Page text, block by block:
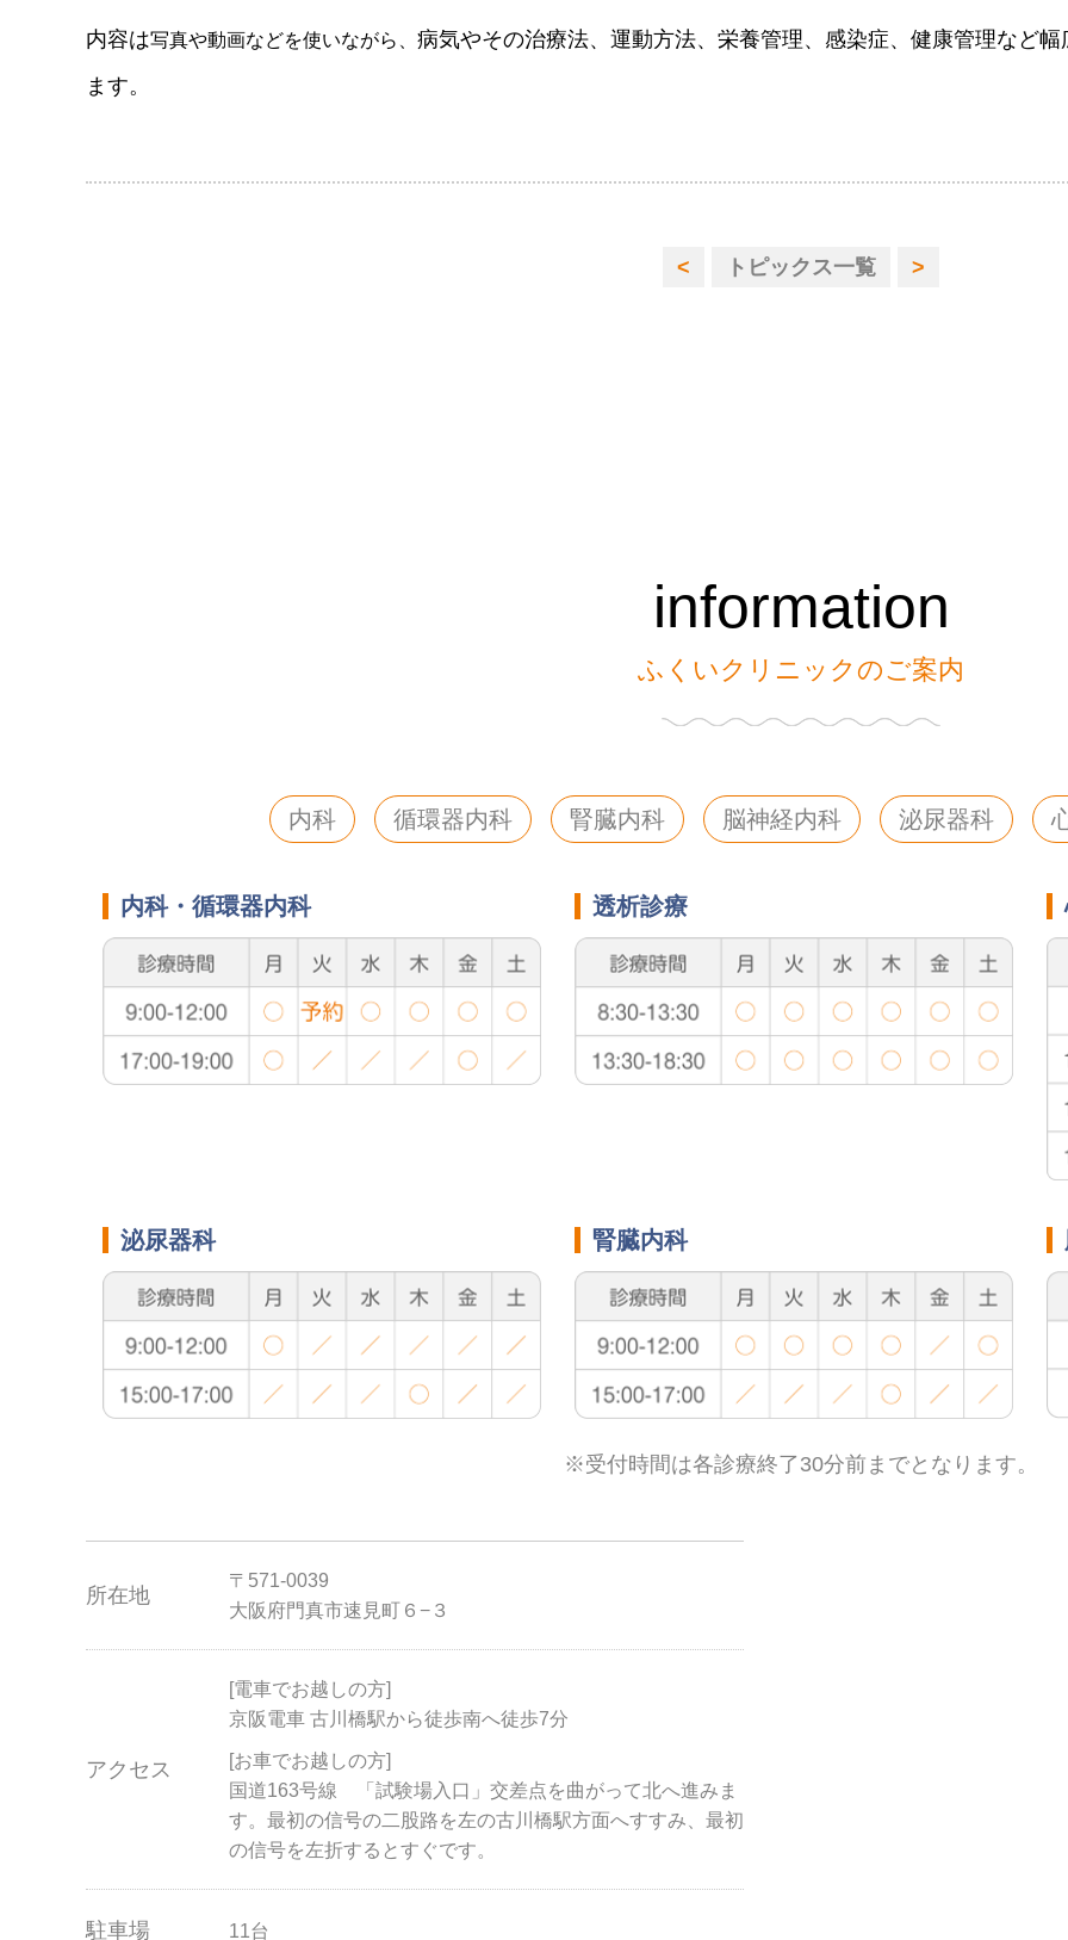
内容は写真や動画などを使いながら、 病気やその治療法、運動方法、栄養管理、感染症、健康管理など
ます。
< トピックス一覧 >
information
ふくいクリニックのご案内
内科 循環器内科 腎臓内科 脳神経内科 泌尿器科
内科・循環器内科 透析診療
泌尿器科 腎臓内科
※受付時間は各診療終了30分前までとなります。
所在地
〒571-0039
大阪府門真市速見町６−３
アクセス
[電車でお越しの方]
京阪電車 古川橋駅から徒歩南へ徒歩7分
[お車でお越しの方]
国道163号線 「試験場入口」交差点を曲がって北へ進みま
す。最初の信号の二股路を左の古川橋駅方面へすすみ、最初
の信号を左折するとすぐです。
駐車場 11台